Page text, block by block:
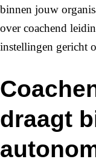
binnen jouw
over coachend
instellingen gericht
draagt